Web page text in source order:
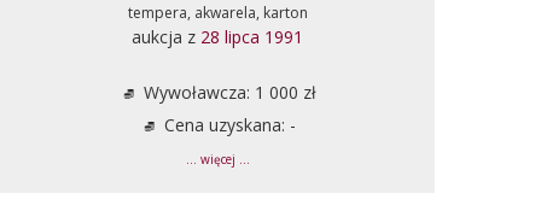
tempera, akwarela, karton
aukcja z 28 lipca 1991
Wywoławcza: 1 000 zł
Cena uzyskana: -
... więcej ...